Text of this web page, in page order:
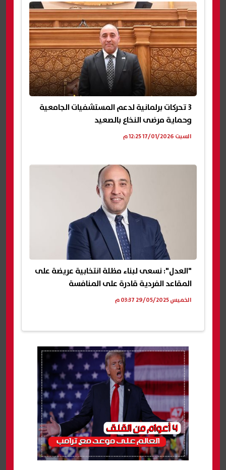
3 تحركات برلمانية لدعم المستشفيات الجامعية
وحماية مرضى النخاع بالصعيد
السبت 17/01/2026 12:25 م
"العدل": نسعى لبناء مظلة انتخابية عريضة على
المقاعد الفردية قادرة على المنافسة
الخميس 29/05/2025 03:37 م